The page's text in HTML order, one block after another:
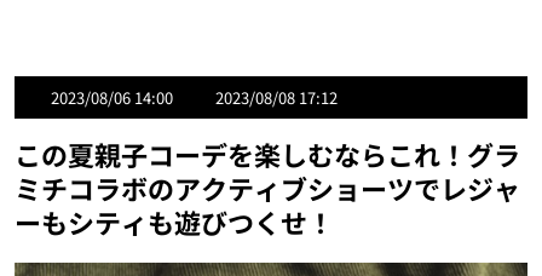
2023/08/06 14:00 2023/08/08 17:12
この夏親子コーデを楽しむならこれ！グラ
ミチコラボのアクティブショーツでレジャ
ーもシティも遊びつくせ！